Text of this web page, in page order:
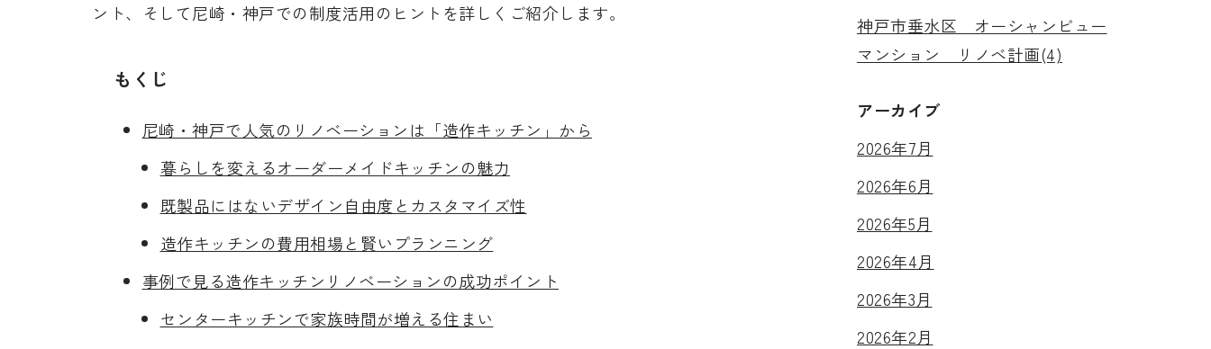
ント、そして尼崎・神戸での制度活用のヒントを詳しくご紹介します。
もくじ
尼崎・神戸で人気のリノベーションは「造作キッチン」から
暮らしを変えるオーダーメイドキッチンの魅力
既製品にはないデザイン自由度とカスタマイズ性
造作キッチンの費用相場と賢いプランニング
事例で見る造作キッチンリノベーションの成功ポイント
センターキッチンで家族時間が増える住まい
神戸市垂水区 オーシャンビュー
マンション リノベ計画(4)
アーカイブ
2026年7月
2026年6月
2026年5月
2026年4月
2026年3月
2026年2月